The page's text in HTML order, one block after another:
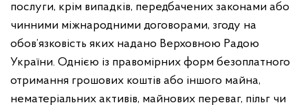
послуги, крім випадків, передбачених законами або
чинними міжнародними договорами, згоду на
обов’язковість яких надано Верховною Радою
України. Однією із правомірних форм безоплатного
отримання грошових коштів або іншого майна,
нематеріальних активів, майнових переваг, пільг чи